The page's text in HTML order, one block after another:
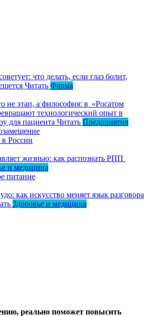
что делать, если глаз болит,
Читать Фарма
не этап, а философия: в «Росатом
технологический опыт в
для пациента Читать Предприятия
в России
жизнью: как распознать РПП
и медицина
питание
как искусство меняет язык разговора
Здоровье и медицина
реально поможет повысить